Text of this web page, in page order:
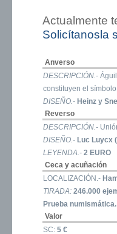
Actualmente
Solicítanosla
Anverso
DESCRIPCIÓN.-
constituyen el
DISEÑO.- Heinz y
Reverso
DESCRIPCIÓN.-
DISEÑO.- Luc Luycx
LEYENDA.- 2 EURO
Ceca y acuñación
LOCALIZACIÓN.-
TIRADA: 246.000
Prueba numismática.
Valor
SC: 5 €